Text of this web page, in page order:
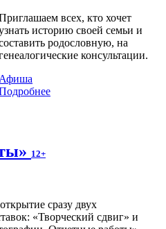
всех, кто хочет
историю своей семьи и
родословную, на
консультации.
Афиша
12+
сразу двух
«Творческий сдвиг» и